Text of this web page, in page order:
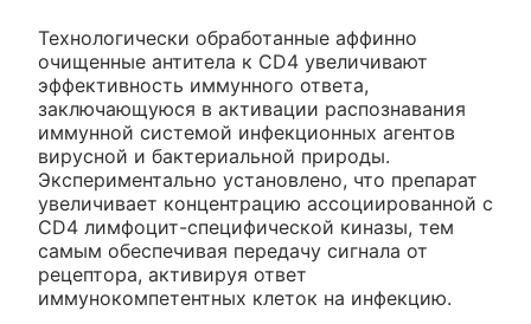
Технологически обработанные аффинно
очищенные антитела к CD4 увеличивают
эффективность иммунного ответа,
заключающуюся в активации распознавания
иммунной системой инфекционных агентов
вирусной и бактериальной природы.
Экспериментально установлено, что препарат
увеличивает концентрацию ассоциированной с
CD4 лимфоцит-специфической киназы, тем
самым обеспечивая передачу сигнала от
рецептора, активируя ответ
иммунокомпетентных клеток на инфекцию.